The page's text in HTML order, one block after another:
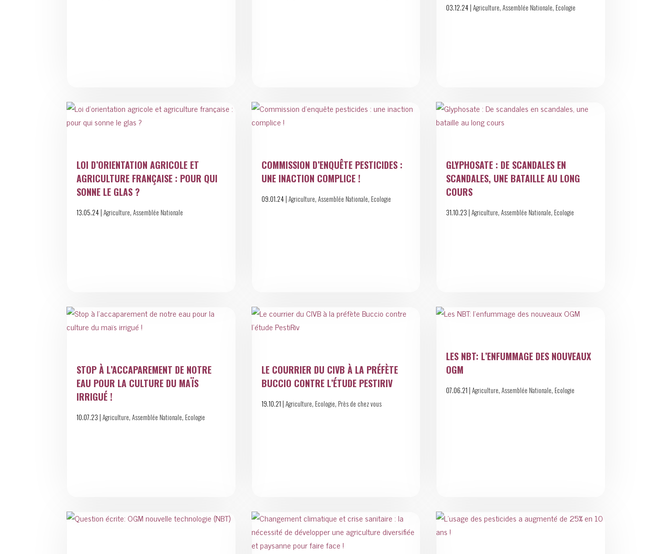
LOI D’ORIENTATION AGRICOLE ET
AGRICULTURE FRANÇAISE : POUR QUI
SONNE LE GLAS ?
13.05.24|Agriculture,Assemblée Nationale
STOP À L’ACCAPAREMENT DE NOTRE
EAU POUR LA CULTURE DU MAÏS
IRRIGUÉ !
10.07.23 |Agriculture,Assemblée Nationale, Ecologie
COMMISSION D’ENQUÊTE PESTICIDES :
UNE INACTION COMPLICE !
09.01.24| Agriculture, Assemblée Nationale, Ecologie
LE COURRIER DU CIVB À LA PRÉFÈTE
BUCCIO CONTRE L’ÉTUDE PESTIRIV
19.10.21 | Agriculture, Ecologie, Près de chez vous
03.12.24| Agriculture, Assemblée Nationale, Ecologie
GLYPHOSATE : DE SCANDALES EN
SCANDALES, UNE BATAILLE AU LONG
COURS
31.10.23 | Agriculture, Assemblée Nationale, Ecologie
LES NBT: L’ENFUMMAGE DES NOUVEAUX
OGM
07.06.21 | Agriculture, Assemblée Nationale, Ecologie